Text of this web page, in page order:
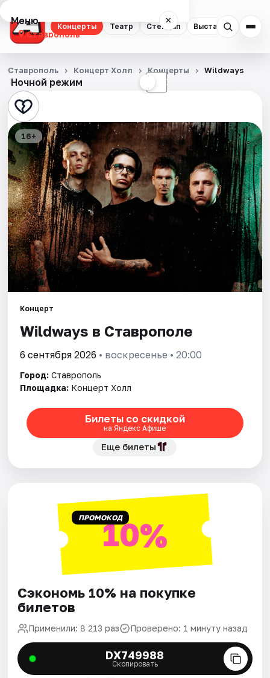
Концерты Театр Стендап Выставки Спорт
Меню ×
Ставрополь
Концерты
Театр
Стендап
Выставки
Спорт
События
Города
Площадки
Рейтинги
Ночной режим ☾
Ставрополь Концерт Холл Концерты Wildways
16+
Концерт
Wildways в Ставрополе
6 сентября 2026 • воскресенье • 20:00
Город: Ставрополь
Площадка: Концерт Холл
Билеты со скидкой
на Яндекс Афише
Еще билеты
ПРОМОКОД10%
Сэкономь 10% на покупке
билетов
Применили: 8 213 раз Проверено: 1 минуту назад
DX749988
Скопировать